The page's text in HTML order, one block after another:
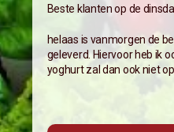
Beste klanten op de
helaas is vanmorgen de
geleverd. Hiervoor heb ik
yoghurt zal dan ook niet